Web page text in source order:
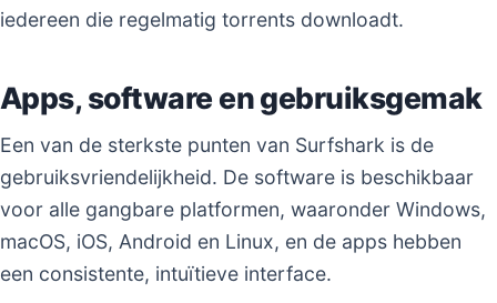
iedereen die regelmatig torrents downloadt.
Apps, software en gebruiksgemak
Een van de sterkste punten van Surfshark is de
gebruiksvriendelijkheid. De software is beschikbaar
voor alle gangbare platformen, waaronder Windows,
macOS, iOS, Android en Linux, en de apps hebben
een consistente, intuïtieve interface.